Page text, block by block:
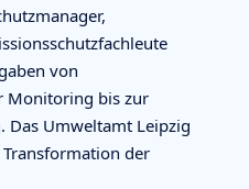
von
Monitoring bis zur
Das Umweltamt Leipzig
der